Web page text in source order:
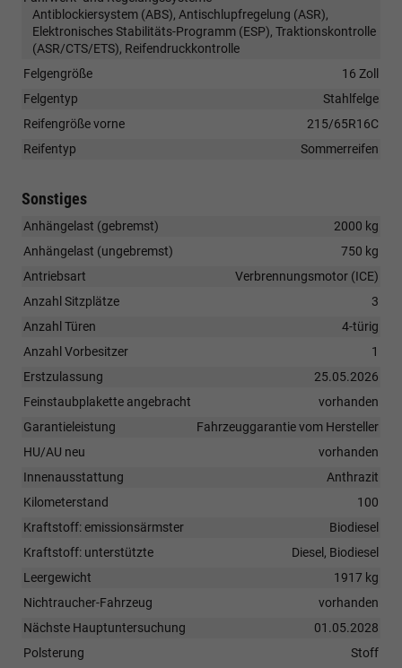
Antiblockiersystem (ABS), Antischlupfregelung (ASR),
Elektronisches Stabilitäts-Programm (ESP), Traktionskontrolle
(ASR/CTS/ETS), Reifendruckkontrolle
Felgengröße
16 Zoll
Felgentyp
Stahlfelge
Reifengröße vorne
215/65R16C
Reifentyp
Sommerreifen
Sonstiges
Anhängelast (gebremst)
2000 kg
Anhängelast (ungebremst)
750 kg
Antriebsart
Verbrennungsmotor (ICE)
Anzahl Sitzplätze
3
Anzahl Türen
4-türig
Anzahl Vorbesitzer
1
Erstzulassung
25.05.2026
Feinstaubplakette angebracht
vorhanden
Garantieleistung
Fahrzeuggarantie vom Hersteller
HU/AU neu
vorhanden
Innenausstattung
Anthrazit
Kilometerstand
100
Kraftstoff: emissionsärmster
Biodiesel
Kraftstoff: unterstützte
Diesel, Biodiesel
Leergewicht
1917 kg
Nichtraucher-Fahrzeug
vorhanden
Nächste Hauptuntersuchung
01.05.2028
Polsterung
Stoff